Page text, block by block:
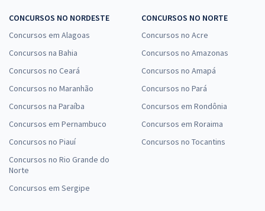
CONCURSOS NO NORDESTE
Concursos em Alagoas
Concursos na Bahia
Concursos no Ceará
Concursos no Maranhão
Concursos na Paraíba
Concursos em Pernambuco
Concursos no Piauí
Concursos no Rio Grande do
Norte
Concursos em Sergipe
CONCURSOS NO NORTE
Concursos no Acre
Concursos no Amazonas
Concursos no Amapá
Concursos no Pará
Concursos em Rondônia
Concursos em Roraima
Concursos no Tocantins